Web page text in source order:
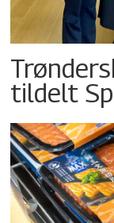
tildelt